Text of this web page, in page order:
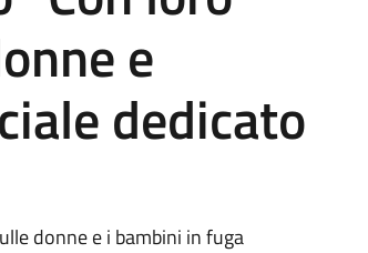
e
dedicato
donne e i bambini in fuga